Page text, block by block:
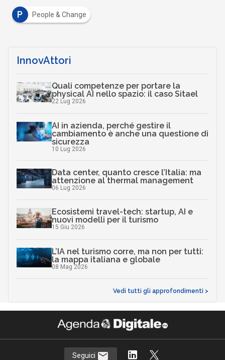
P People & Change
InnovAttori
Quali competenze per portare la
physical AI nello spazio: il caso Sitael
22 Lug 2026
AI in azienda, perché gestire il
cambiamento è anche una questione di
sicurezza
10 Lug 2026
Data center, quanto cresce l’Italia: ma
attenzione al thermal management
06 Lug 2026
Ecosistemi travel-tech: startup, AI e
nuovi modelli per il turismo
15 Giu 2026
L’IA nel turismo corre, ma non per tutti:
la mappa italiana e globale
08 Mag 2026
Vedi tutti gli approfondimenti >
Seguici